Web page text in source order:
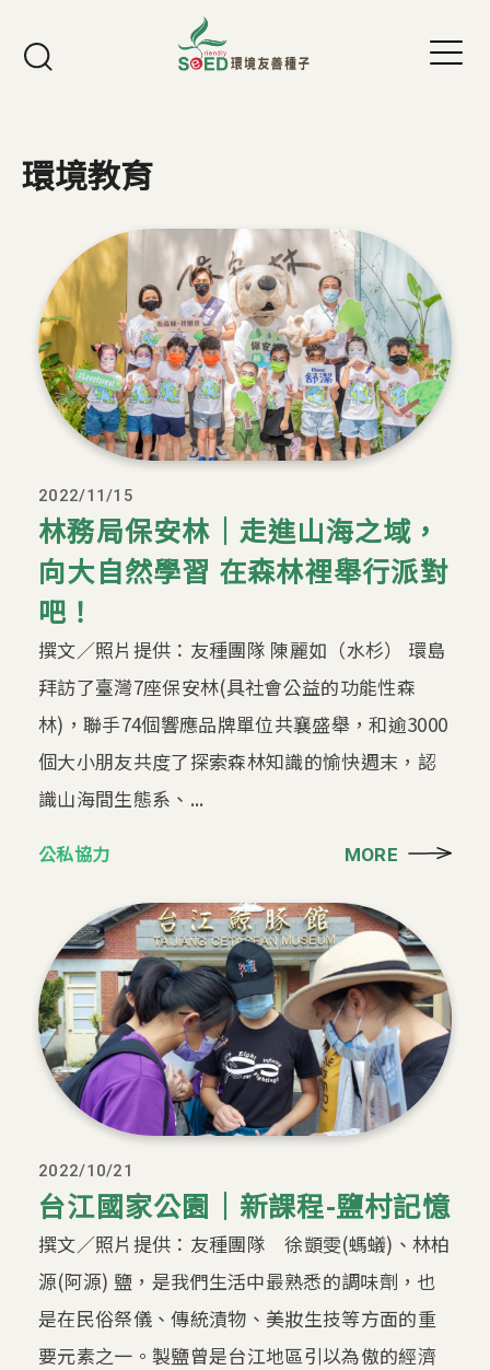
Jump to Navigation
Jump to Main content
環境教育
2022/11/15
林務局保安林｜走進山海之域，
向大自然學習 在森林裡舉行派對
吧！
撰文／照片提供：友種團隊 陳麗如（水杉） 環島
拜訪了臺灣7座保安林(具社會公益的功能性森
林)，聯手74個響應品牌單位共襄盛舉，和逾3000
個大小朋友共度了探索森林知識的愉快週末，認
識山海間生態系、...
公私協力 MORE
2022/10/21
台江國家公園｜新課程-鹽村記憶
撰文／照片提供：友種團隊 徐顗雯(螞蟻)、林柏
源(阿源) 鹽，是我們生活中最熟悉的調味劑，也
是在民俗祭儀、傳統漬物、美妝生技等方面的重
要元素之一。製鹽曾是台江地區引以為傲的經濟